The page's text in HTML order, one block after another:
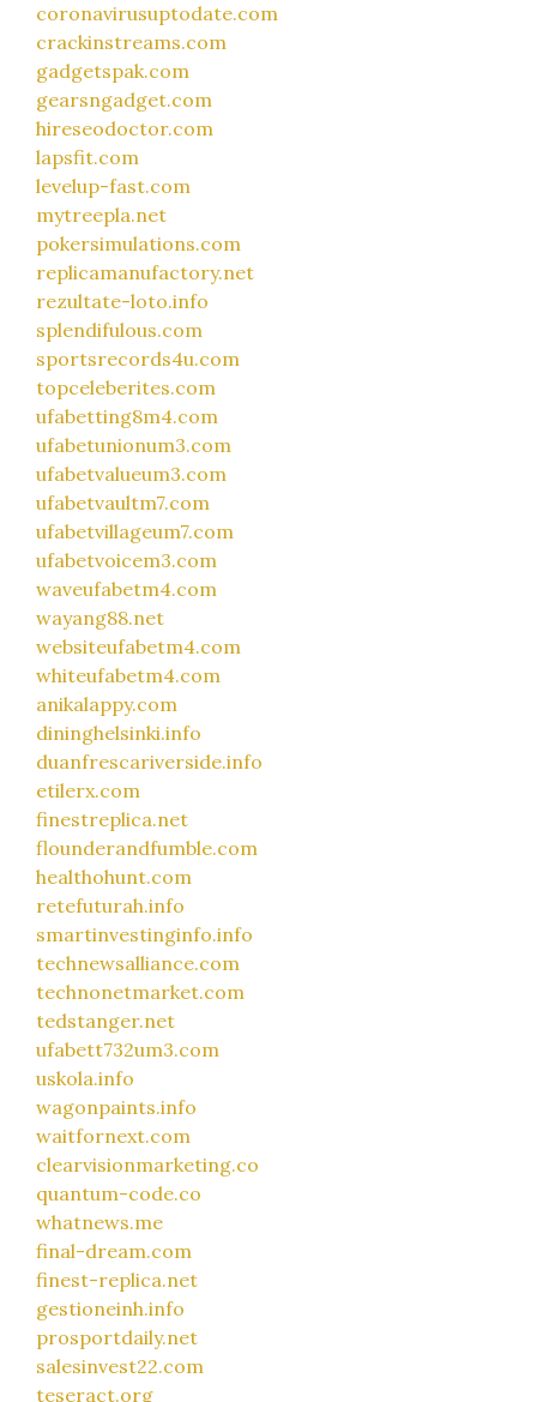
coronavirusuptodate.com
crackinstreams.com
gadgetspak.com
gearsngadget.com
hireseodoctor.com
lapsfit.com
levelup-fast.com
mytreepla.net
pokersimulations.com
replicamanufactory.net
rezultate-loto.info
splendifulous.com
sportsrecords4u.com
topceleberites.com
ufabetting8m4.com
ufabetunionum3.com
ufabetvalueum3.com
ufabetvaultm7.com
ufabetvillageum7.com
ufabetvoicem3.com
waveufabetm4.com
wayang88.net
websiteufabetm4.com
whiteufabetm4.com
anikalappy.com
dininghelsinki.info
duanfrescariverside.info
etilerx.com
finestreplica.net
flounderandfumble.com
healthohunt.com
retefuturah.info
smartinvestinginfo.info
technewsalliance.com
technonetmarket.com
tedstanger.net
ufabett732um3.com
uskola.info
wagonpaints.info
waitfornext.com
clearvisionmarketing.co
quantum-code.co
whatnews.me
final-dream.com
finest-replica.net
gestioneinh.info
prosportdaily.net
salesinvest22.com
teseract.org